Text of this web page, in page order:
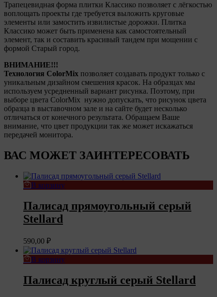
Трапецевидная форма плитки Классико позволяет с лёгкостью
воплощать проекты где требуется выложить круговые
элементы или замостить извилистые дорожки. Плитка
Классико может быть применена как самостоятельный
элемент, так и составить красивый тандем при мощении с
формой Старый город.
ВНИМАНИЕ!!!
Технология ColorMix позволяет создавать продукт только с
уникальным дизайном смешения красок. На образцах мы
используем усредненный вариант рисунка. Поэтому, при
выборе цвета ColorMix нужно допускать, что рисунок цвета
образца в выставочном зале и на сайте будет несколько
отличаться от конечного результата. Обращаем Ваше
внимание, что цвет продукции так же может искажаться
передачей монитора.
ВАС МОЖЕТ ЗАИНТЕРЕСОВАТЬ
В корзину
Палисад прямоугольный серый
Stellard
590,00 ₽
В корзину
Палисад круглый серый Stellard